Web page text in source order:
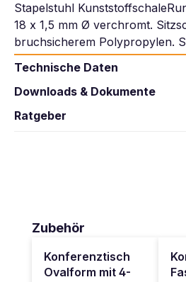
Stapelstuhl
18 x 1,5 mm Ø verchromt.
bruchsicherem Polypropylen.
Technische Daten
Downloads & Dokumente
Ratgeber
Produktgalerie überspringen
Zubehör
Konferenztisch
Ovalform mit 4-